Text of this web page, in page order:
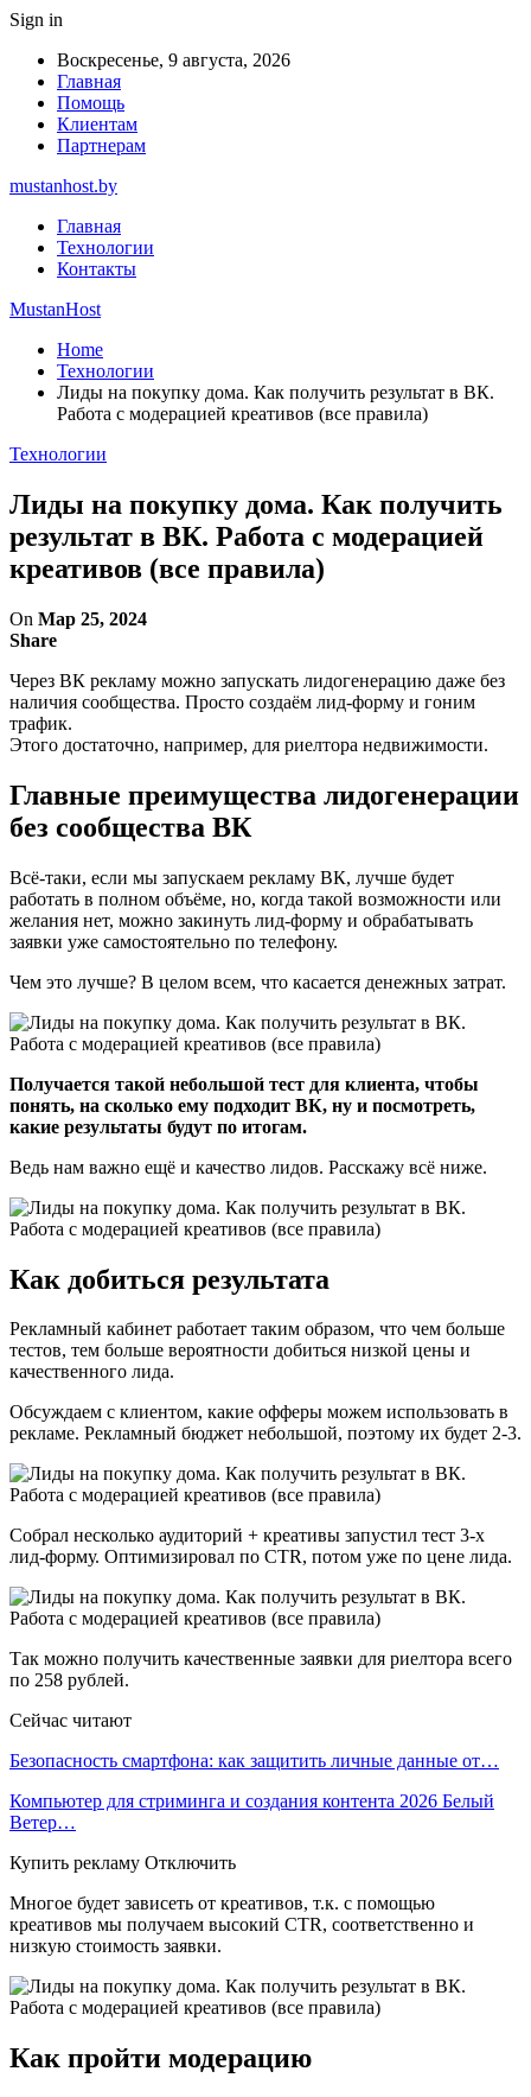
Sign in
Воскресенье, 9 августа, 2026
Главная
Помощь
Клиентам
Партнерам
mustanhost.by
Главная
Технологии
Контакты
MustanHost
Home
Технологии
Лиды на покупку дома. Как получить результат в ВК.
Работа с модерацией креативов (все правила)
Технологии
Лиды на покупку дома. Как получить
результат в ВК. Работа с модерацией
креативов (все правила)
On Мар 25, 2024
Share
Через ВК рекламу можно запускать лидогенерацию даже без
наличия сообщества. Просто создаём лид-форму и гоним
трафик.
Этого достаточно, например, для риелтора недвижимости.
Главные преимущества лидогенерации
без сообщества ВК
Всё-таки, если мы запускаем рекламу ВК, лучше будет
работать в полном объёме, но, когда такой возможности или
желания нет, можно закинуть лид-форму и обрабатывать
заявки уже самостоятельно по телефону.
Чем это лучше? В целом всем, что касается денежных затрат.
Получается такой небольшой тест для клиента, чтобы
понять, на сколько ему подходит ВК, ну и посмотреть,
какие результаты будут по итогам.
Ведь нам важно ещё и качество лидов. Расскажу всё ниже.
Как добиться результата
Рекламный кабинет работает таким образом, что чем больше
тестов, тем больше вероятности добиться низкой цены и
качественного лида.
Обсуждаем с клиентом, какие офферы можем использовать в
рекламе. Рекламный бюджет небольшой, поэтому их будет 2-3.
Собрал несколько аудиторий + креативы запустил тест 3-х
лид-форму. Оптимизировал по CTR, потом уже по цене лида.
Так можно получить качественные заявки для риелтора всего
по 258 рублей.
Сейчас читают
Безопасность смартфона: как защитить личные данные от…
Компьютер для стриминга и создания контента 2026 Белый
Ветер…
Купить рекламу Отключить
Многое будет зависеть от креативов, т.к. с помощью
креативов мы получаем высокий CTR, соответственно и
низкую стоимость заявки.
Как пройти модерацию